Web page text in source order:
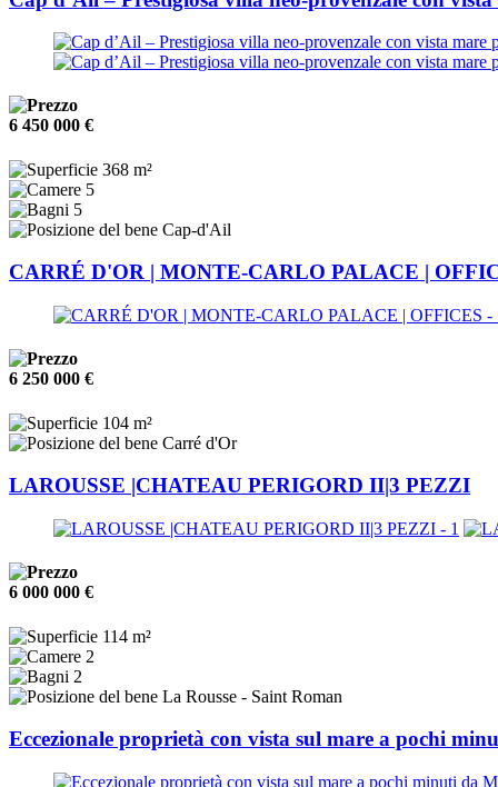
6 450 000 €
368 m²
5
5
Cap-d'Ail
CARRÉ D'OR | MONTE-CARLO PALACE |
6 250 000 €
104 m²
Carré d'Or
LAROUSSE |CHATEAU PERIGORD II|3 PEZZI
6 000 000 €
114 m²
2
2
La Rousse - Saint Roman
Eccezionale proprietà con vista sul mare a pochi